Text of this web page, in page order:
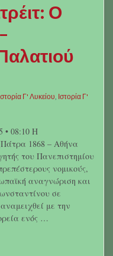
Ο
Γ' Λυκείου Ιστορία Γ'
• 08:10 Η
1868 – Αθήνα
του Πανεπιστημίου
νομικούς,
αναγνώριση και
σε
με την
ενός …